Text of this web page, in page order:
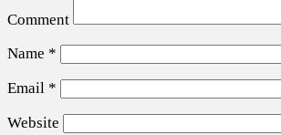
Comment
Name *
Email *
Website